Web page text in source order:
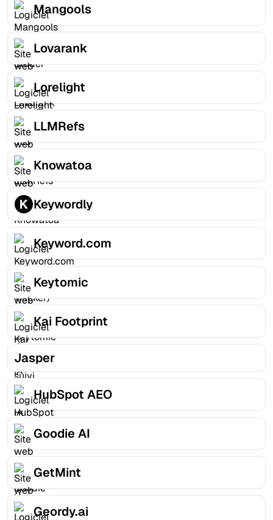
Mangools
Lovarank
Lorelight
LLMRefs
Knowatoa
Keywordly
Keyword.com
Keytomic
Kai Footprint
Jasper
HubSpot AEO
Goodie AI
GetMint
Geordy.ai